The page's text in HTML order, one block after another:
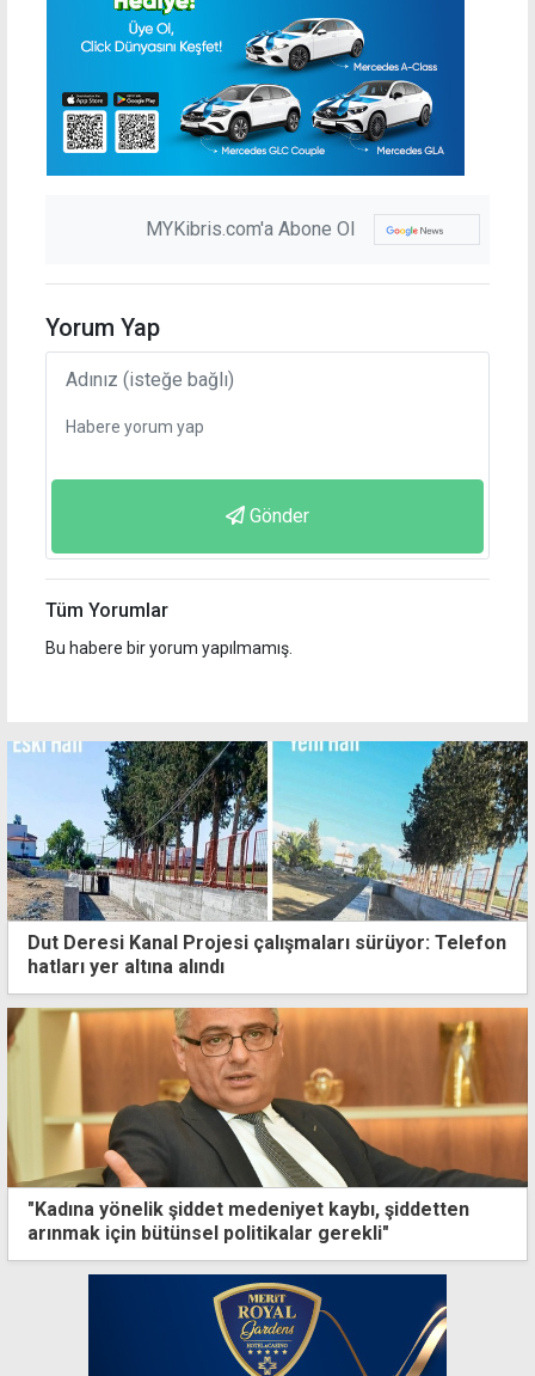
MYKibris.com'a Abone Ol
Yorum Yap
Gönder
Tüm Yorumlar
Bu habere bir yorum yapılmamış.
Dut Deresi Kanal Projesi çalışmaları sürüyor: Telefon
hatları yer altına alındı
"Kadına yönelik şiddet medeniyet kaybı, şiddetten
arınmak için bütünsel politikalar gerekli"